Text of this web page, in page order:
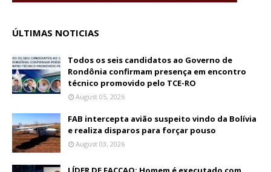
ÚLTIMAS NOTICIAS
Todos os seis candidatos ao Governo de
Rondônia confirmam presença em encontro
técnico promovido pelo TCE-RO
August 05, 2026
FAB intercepta avião suspeito vindo da Bolívia
e realiza disparos para forçar pouso
August 03, 2026